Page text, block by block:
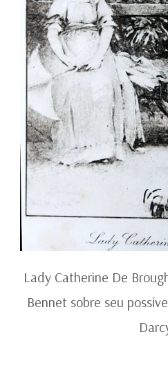
Lady Catherine De
Bennet sobre seu